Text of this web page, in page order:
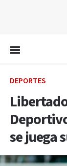
DEPORTES
se juega